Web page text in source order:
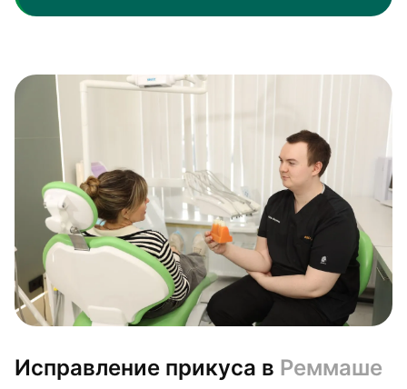
Исправление прикуса в Реммаше